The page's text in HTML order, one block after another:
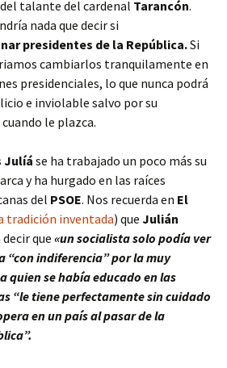
talante del cardenal Tarancón.
nada que decir si
presidentes de la República.Si
cambiarlos tranquilamente en
presidenciales, lo que nunca podrá
e inviolable salvo por su
le plazca.
Julíá se ha trabajado un poco más su
y ha hurgado en las raíces
del PSOE. Nos recuerda en El
tradición inventada) que Julián
que«un socialista solo podía ver
“con indiferencia” por la muy
quien se había educado en las
“le tiene perfectamente sin cuidado
en un país al pasar de la